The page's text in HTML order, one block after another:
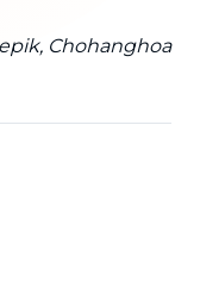
Chohanghoa